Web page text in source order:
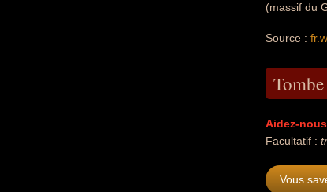
(massif du
Source :
Tombe
Aidez-nous
Facultatif :
Vous